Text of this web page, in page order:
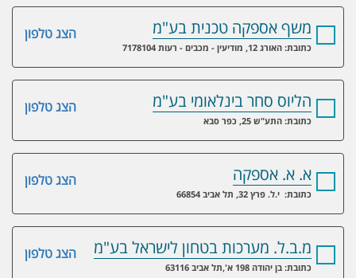
הצג טלפון משף אספקה טכנית בע"מ
כתובת: האורג 12, מודיעין - מכבים - רעות 7178104
הצג טלפון הליוס סחר בינלאומי בע"מ
כתובת: התע"ש 25, כפר סבא
הצג טלפון א. א. אספקה
כתובת: י.ל. פרץ 32, תל אביב 66854
הצג טלפון מ.ב.ל. מערכות בטחון לישראל בע"מ
כתובת: בן יהודה 198 א',תל אביב 63116